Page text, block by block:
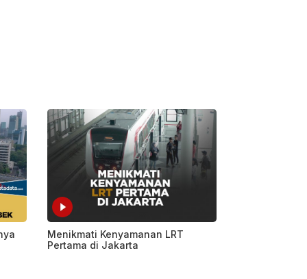
Menikmati Kenyamanan LRT
Pertama di Jakarta